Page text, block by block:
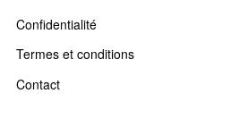
Confidentialité
Termes et conditions
Contact